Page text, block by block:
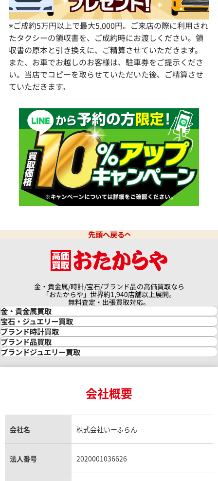
※ご成約5万円以上で最大5,000円。ご来店の際に利用され
たタクシーの領収書を、ご成約時にお渡しください。領
収書の原本と引き換えに、ご精算させていただきます。
また、お車でお越しのお客様は、駐車券をご提示くださ
い。当店でコピーを取らせていただいた後、ご精算させ
ていただきます。
先頭へ戻る
金・貴金属/時計/宝石/ブランド品の高価買取なら
「おたからや」世界約1,940店舗以上展開。
無料査定・出張買取対応。
金・貴金属買取
金買取
金の相場価格情報
金の参考買取価格一覧
インゴット買取
インゴットの相場価格情報
24金買取
金貨買取
貴金属買取
銀・シルバー買取
パラジウム買取
宝石・ジュエリー買取
宝石・ジュエリー買取
ダイヤモンド買取
ダイヤモンド・宝石の参考価格一覧
リング・結婚指輪買取
エメラルド買取
トパーズ買取
タンザナイト買取
キャッツアイ買取
ブランド時計買取
時計買取
ロレックス買取
ロレックス デイトナ買取
ロレックス サブマリーナー買取
ロレックス エクスプローラー買取
ロレックス デイトジャスト買取
パテック フィリップノーチラス買取
ヴァシュロン・コンスタンタン買取
ブランド品買取
ブランド買取
シャネル マトラッセ買取
セリーヌ買取
ブランドジュエリー買取
ヴァンクリーフ＆アーペル買取
ショーメ買取
ダミアーニ買取
会社概要
会社名 株式会社いーふらん
法人番号 2020001036626